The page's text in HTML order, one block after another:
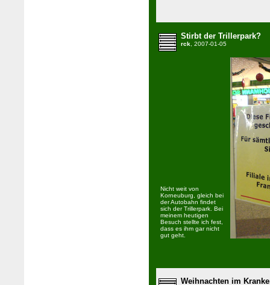
Stirbt der Trillerpark?
rck, 2007-01-05
Nicht weit von
Korneuburg, gleich bei
der Autobahn findet
sich der Trillerpark. Bei
meinem heutigen
Besuch stellte ich fest,
dass es ihm gar nicht
gut geht.
Weihnachten im